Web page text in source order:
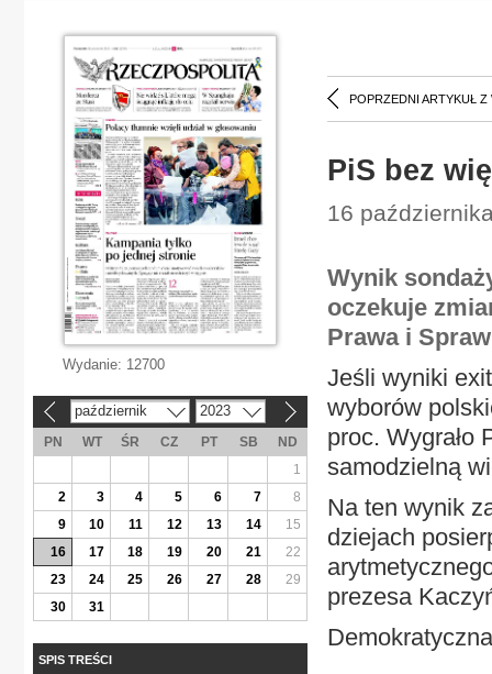
POPRZEDNI ARTYKUŁ Z
PiS bez
16
Wynik
oczekuje
Prawa i
Jeśli wyniki
wyborów
proc. Wygrało
samodzielną
Na ten wynik
dziejach
prezesa
Wydanie: 12700
październik 2023
PN WT ŚR CZ PT SB
ND
1
2
3 4 5 6 7
8
9
10 11 12 13 14
15
16
17 18 19 20 21
22
23
24 25 26 27 28
29
30
31
SPIS TREŚCI